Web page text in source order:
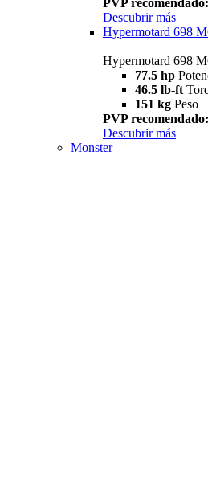
Descubrir más
Hypermotard 698
Hypermotard 698
77.5 hp
46.5 lb-ft
151 kg Peso
PVP
Descubrir más
Monster